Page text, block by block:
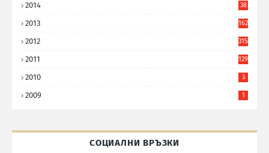
2014
38
2013 162
2012 315
2011 129
2010 3
2009 1
СОЦИАЛНИ ВРЪЗКИ